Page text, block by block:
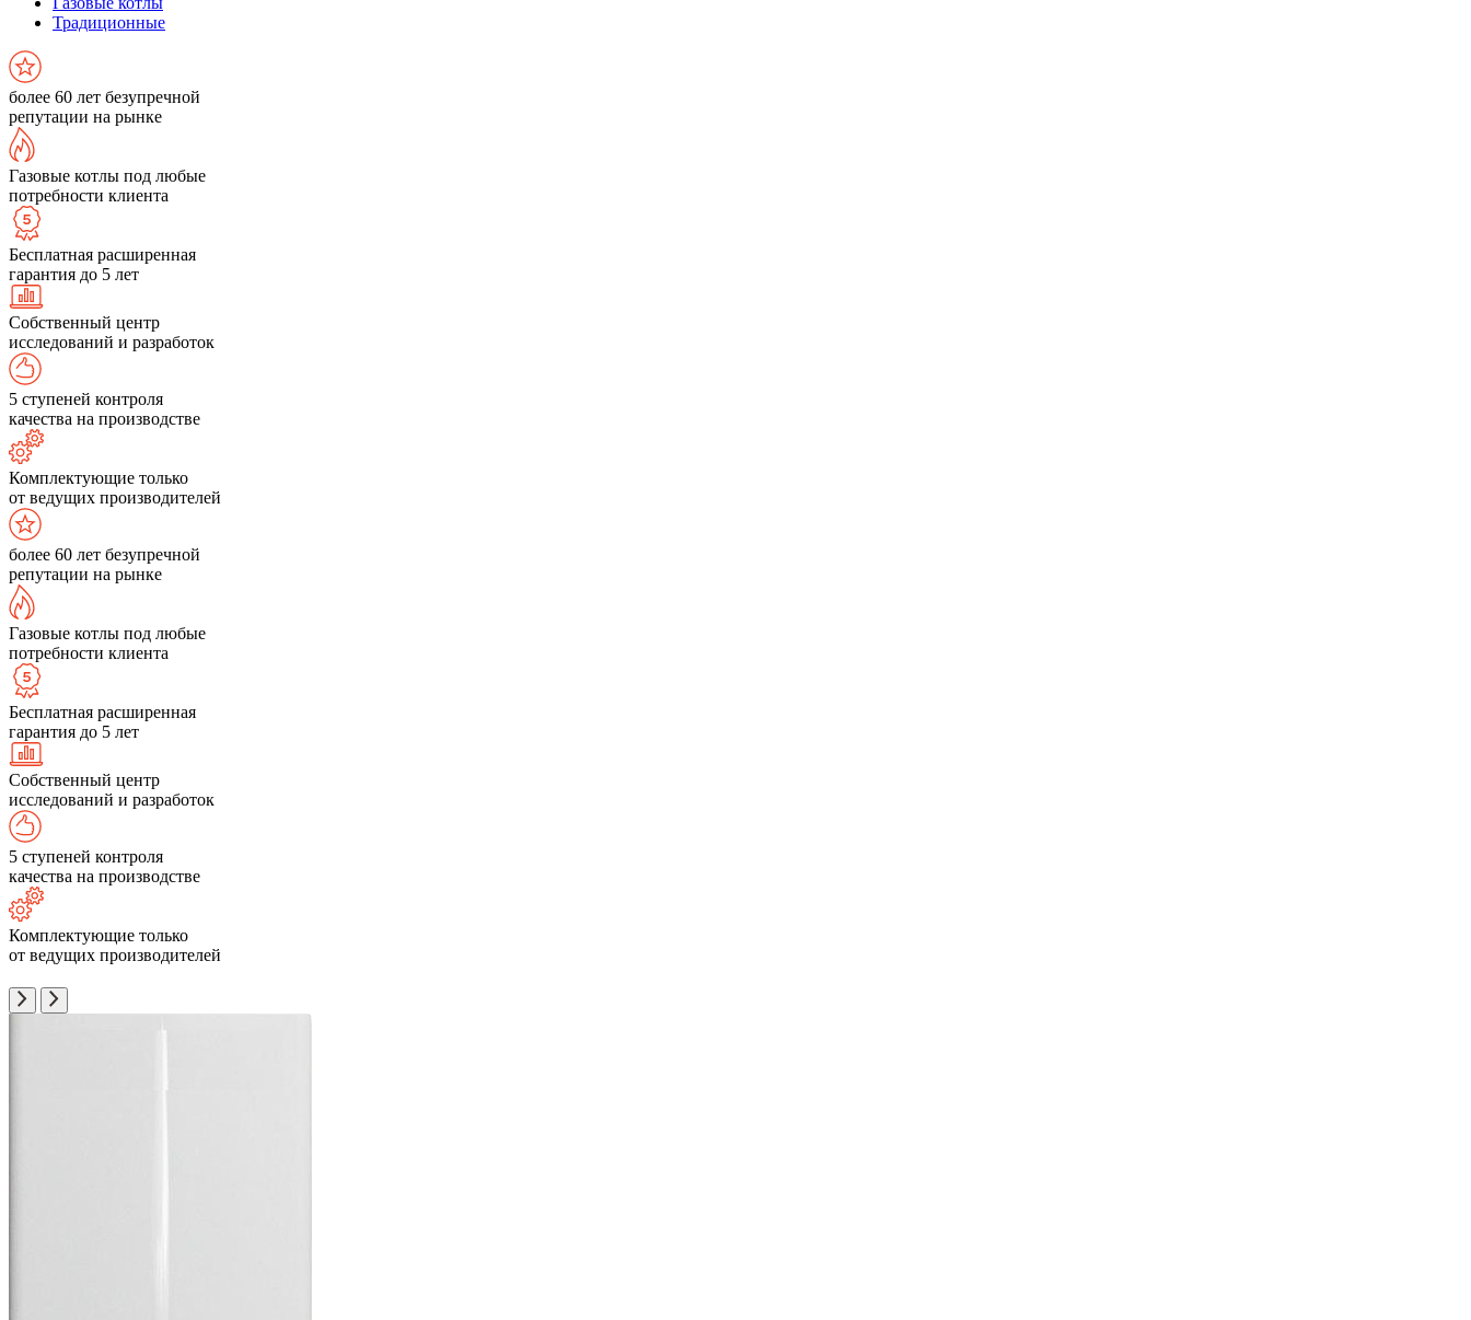
Традиционные
более 60 лет безупречной
репутации на рынке
Газовые котлы под любые
потребности клиента
Бесплатная расширенная
гарантия до 5 лет
Собственный центр
исследований и разработок
5 ступеней контроля
качества на производстве
Комплектующие только
от ведущих производителей
более 60 лет безупречной
репутации на рынке
Газовые котлы под любые
потребности клиента
Бесплатная расширенная
гарантия до 5 лет
Собственный центр
исследований и разработок
5 ступеней контроля
качества на производстве
Комплектующие только
от ведущих производителей